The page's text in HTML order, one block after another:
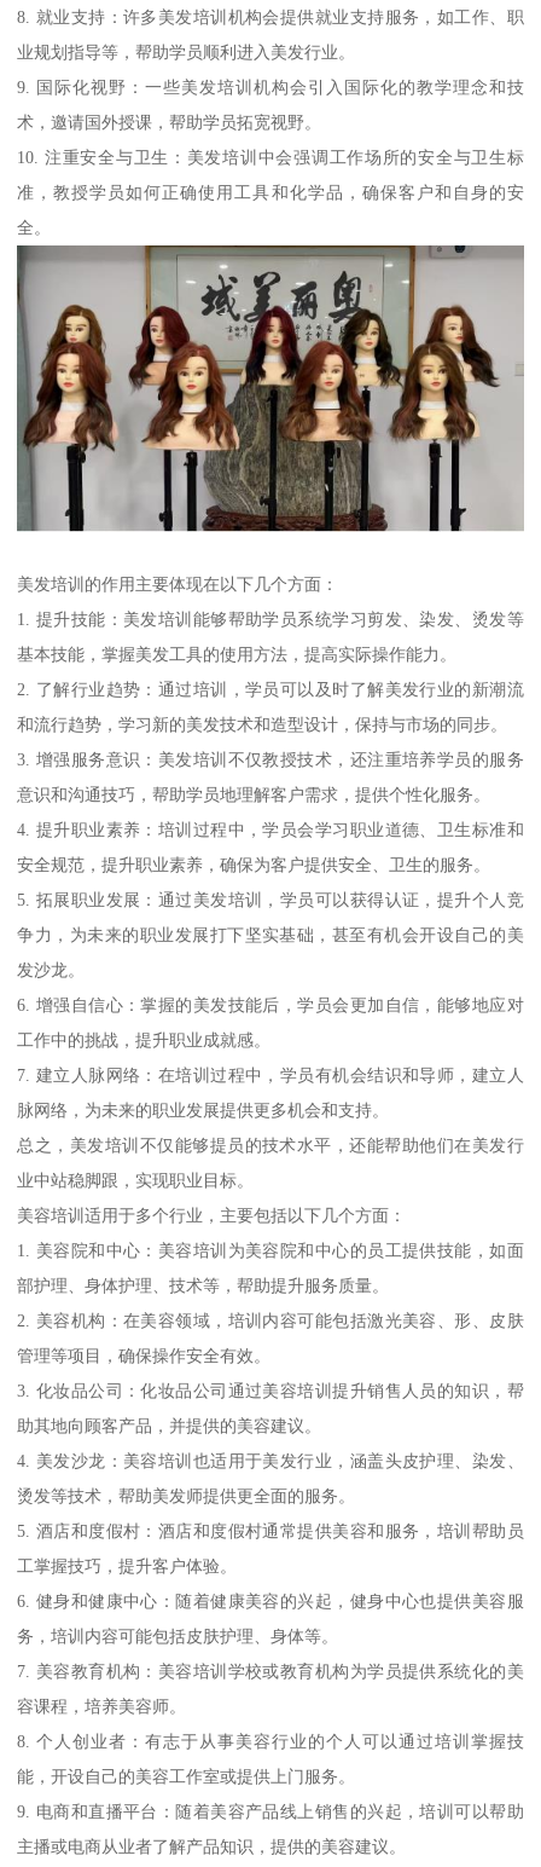
8. 就业支持：许多美发培训机构会提供就业支持服务，如工作、职
业规划指导等，帮助学员顺利进入美发行业。
9. 国际化视野：一些美发培训机构会引入国际化的教学理念和技
术，邀请国外授课，帮助学员拓宽视野。
10. 注重安全与卫生：美发培训中会强调工作场所的安全与卫生标
准，教授学员如何正确使用工具和化学品，确保客户和自身的安
全。
美发培训的作用主要体现在以下几个方面：
1. 提升技能：美发培训能够帮助学员系统学习剪发、染发、烫发等
基本技能，掌握美发工具的使用方法，提高实际操作能力。
2. 了解行业趋势：通过培训，学员可以及时了解美发行业的新潮流
和流行趋势，学习新的美发技术和造型设计，保持与市场的同步。
3. 增强服务意识：美发培训不仅教授技术，还注重培养学员的服务
意识和沟通技巧，帮助学员地理解客户需求，提供个性化服务。
4. 提升职业素养：培训过程中，学员会学习职业道德、卫生标准和
安全规范，提升职业素养，确保为客户提供安全、卫生的服务。
5. 拓展职业发展：通过美发培训，学员可以获得认证，提升个人竞
争力，为未来的职业发展打下坚实基础，甚至有机会开设自己的美
发沙龙。
6. 增强自信心：掌握的美发技能后，学员会更加自信，能够地应对
工作中的挑战，提升职业成就感。
7. 建立人脉网络：在培训过程中，学员有机会结识和导师，建立人
脉网络，为未来的职业发展提供更多机会和支持。
总之，美发培训不仅能够提员的技术水平，还能帮助他们在美发行
业中站稳脚跟，实现职业目标。
美容培训适用于多个行业，主要包括以下几个方面：
1. 美容院和中心：美容培训为美容院和中心的员工提供技能，如面
部护理、身体护理、技术等，帮助提升服务质量。
2. 美容机构：在美容领域，培训内容可能包括激光美容、形、皮肤
管理等项目，确保操作安全有效。
3. 化妆品公司：化妆品公司通过美容培训提升销售人员的知识，帮
助其地向顾客产品，并提供的美容建议。
4. 美发沙龙：美容培训也适用于美发行业，涵盖头皮护理、染发、
烫发等技术，帮助美发师提供更全面的服务。
5. 酒店和度假村：酒店和度假村通常提供美容和服务，培训帮助员
工掌握技巧，提升客户体验。
6. 健身和健康中心：随着健康美容的兴起，健身中心也提供美容服
务，培训内容可能包括皮肤护理、身体等。
7. 美容教育机构：美容培训学校或教育机构为学员提供系统化的美
容课程，培养美容师。
8. 个人创业者：有志于从事美容行业的个人可以通过培训掌握技
能，开设自己的美容工作室或提供上门服务。
9. 电商和直播平台：随着美容产品线上销售的兴起，培训可以帮助
主播或电商从业者了解产品知识，提供的美容建议。